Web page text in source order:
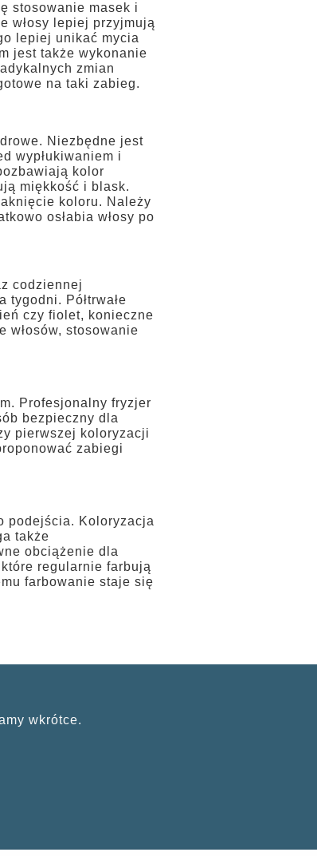
stosowanie masek i
włosy lepiej przyjmują
lepiej unikać mycia
jest także wykonanie
zmian
na taki zabieg.
Niezbędne jest
wypłukiwaniem i
kolor
miękkość i blask.
koloru. Należy
osłabia włosy po
codziennej
Półtrwałe
czy fiolet, konieczne
włosów, stosowanie
Profesjonalny fryzjer
bezpieczny dla
pierwszej koloryzacji
zabiegi
podejścia. Koloryzacja
także
obciążenie dla
regularnie farbują
farbowanie staje się
wkrótce.